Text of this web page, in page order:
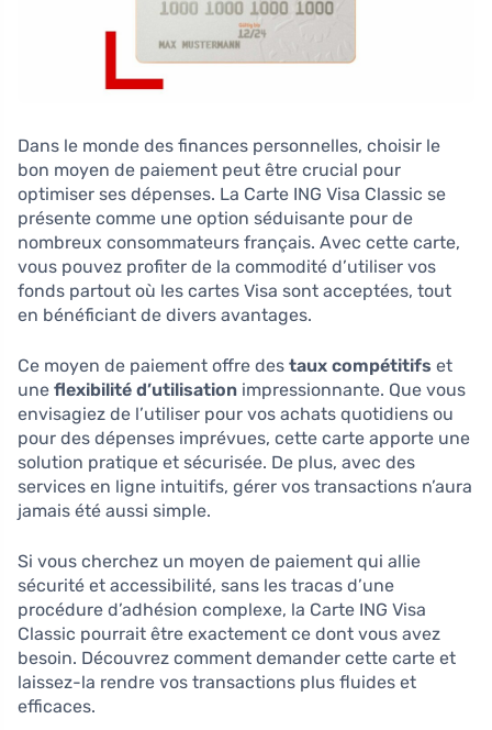
Dans le monde des finances personnelles, choisir le
bon moyen de paiement peut être crucial pour
optimiser ses dépenses. La Carte ING Visa Classic se
présente comme une option séduisante pour de
nombreux consommateurs français. Avec cette carte,
vous pouvez profiter de la commodité d’utiliser vos
fonds partout où les cartes Visa sont acceptées, tout
en bénéficiant de divers avantages.
Ce moyen de paiement offre des taux compétitifs et
une flexibilité d’utilisation impressionnante. Que vous
envisagiez de l’utiliser pour vos achats quotidiens ou
pour des dépenses imprévues, cette carte apporte une
solution pratique et sécurisée. De plus, avec des
services en ligne intuitifs, gérer vos transactions n’aura
jamais été aussi simple.
Si vous cherchez un moyen de paiement qui allie
sécurité et accessibilité, sans les tracas d’une
procédure d’adhésion complexe, la Carte ING Visa
Classic pourrait être exactement ce dont vous avez
besoin. Découvrez comment demander cette carte et
laissez-la rendre vos transactions plus fluides et
efficaces.